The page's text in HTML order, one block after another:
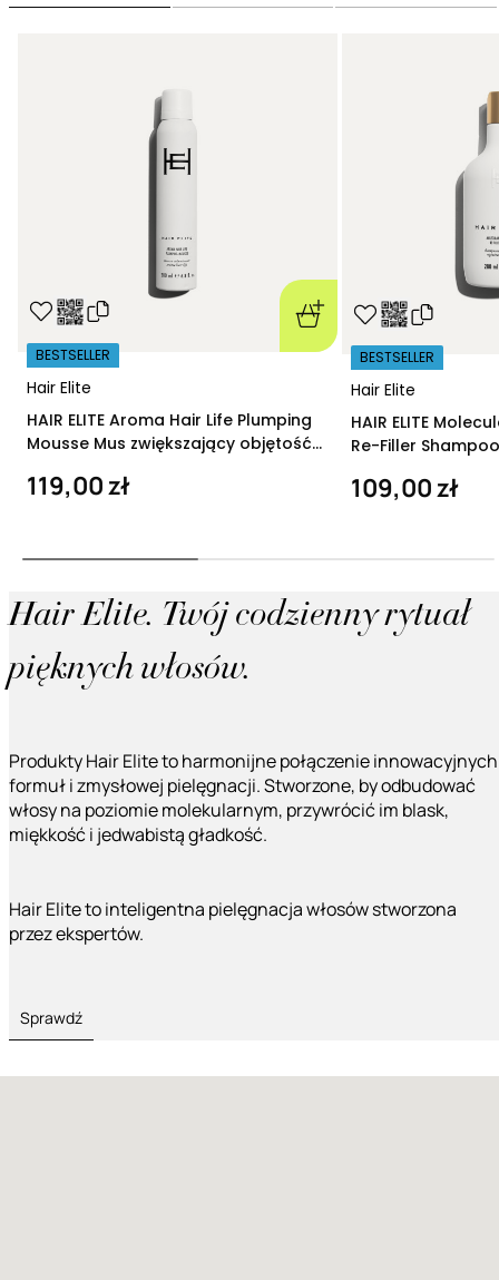
Hair Elite
BESTSELLER
HAIR ELITE Aroma Hair Life Plumping
Mousse Mus zwiększający objętość
119,00 zł
Hair Elite
BESTSELLER
HAIR ELITE
Re-Filler
109,00 zł
Hair Elite. Twój codzienny rytuał
pięknych włosów.
Produkty Hair Elite to harmonijne połączenie innowacyjnych
formuł i zmysłowej pielęgnacji. Stworzone, by odbudować
włosy na poziomie molekularnym, przywrócić im blask,
miękkość i jedwabistą gładkość.
Hair Elite to inteligentna pielęgnacja włosów stworzona
przez ekspertów.
Sprawdź